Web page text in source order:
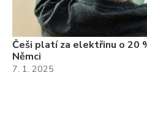
Češi platí za elektřinu o 20
Němci
7. 1. 2025